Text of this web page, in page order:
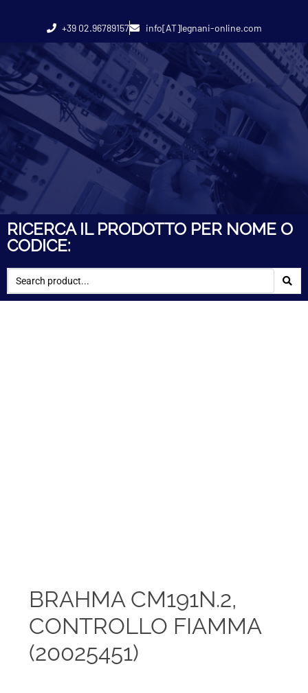
+39 02.96789157 info[AT]legnani-online.com
RICERCA IL PRODOTTO PER NOME O
CODICE:
BRAHMA CM191N.2,
CONTROLLO FIAMMA
(20025451)